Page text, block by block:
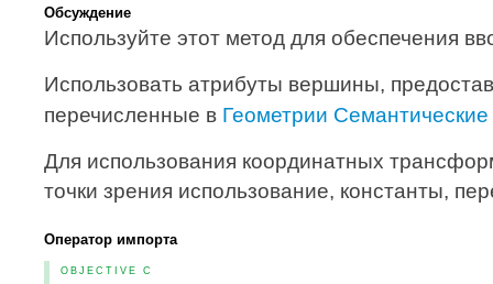
Обсуждение
Используйте этот метод для обеспечения
Использовать атрибуты вершины,
перечисленные в Геометрии
Для использования координатных
точки зрения использование, константы,
Оператор импорта
OBJECTIVE C